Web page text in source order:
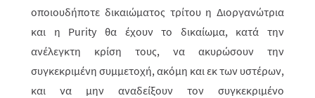
οποιουδήποτε δικαιώματος τρί­του η Διοργανώτρια
και η Purity θα έχουν το δικαίωμα, κατά την
ανέλεγκτη κρίση τους, να ακυ­ρώ­σουν την
συγκεκριμένη συμμετοχή, ακόμη και εκ των υστέρων,
και να μην αναδείξουν τον συγκεκριμένο